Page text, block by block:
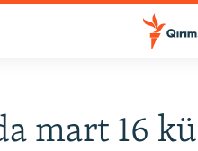
mart 16